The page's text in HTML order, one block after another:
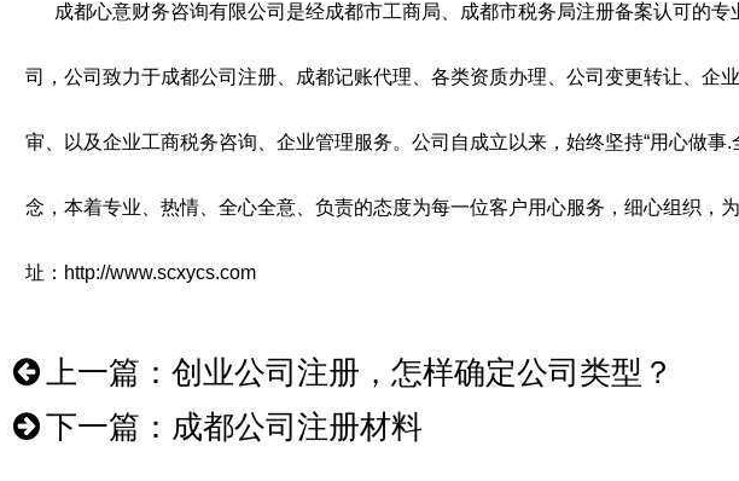
成都心意财务咨询有限公司是经成都市工商局、成都市税务局注册备案认可的专
司，公司致力于成都公司注册 、成都记账代理、各类资质办理、 公司变更转让、企业
审、以及企业工商税务咨询、企业管理服务。公司自成立以来，始终坚持“用心做事.
念，本着专业、热情、全心全意、负责的态度为每一位客户用心服务，细心组织，
址：http://www.scxycs.com
上一篇： 创业公司注册，怎样确定公司类型？
下一篇： 成都公司注册材料